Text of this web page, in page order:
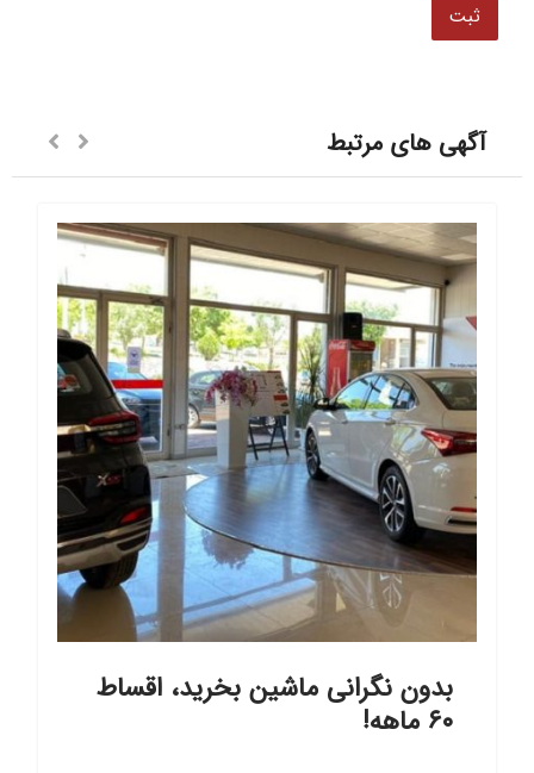
آگهی های مرتبط
بدون نگرانی ماشین بخرید، اقساط
۶۰ ماهه!